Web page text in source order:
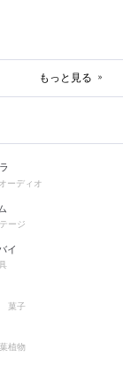
もっと見る
オーディオ
ージ
イ
菓子
植物